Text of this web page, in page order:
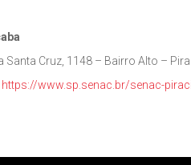
Santa Cruz, 1148 – Bairro Alto –
https://www.sp.senac.br/senac-